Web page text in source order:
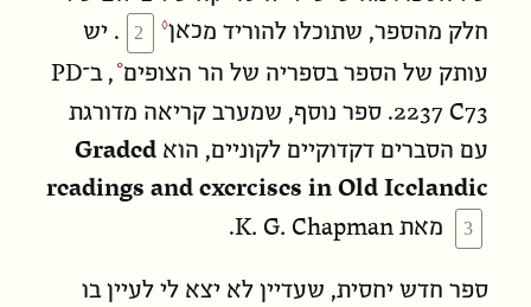
חלק מהספר, שתוכלו להוריד מכאן
. יש
עותק של הספר בספריה של הר הצופים , ב־PD
2237 C73. ספר נוסף, שמערב קריאה מדורגת
עם הסברים דקדוקיים לקוניים, הוא Graded
readings and exercises in Old Icelandic
מאתK. G. Chapman
.
ספר חדש יחסית, שעדיין לא יצא לי לעיין בו